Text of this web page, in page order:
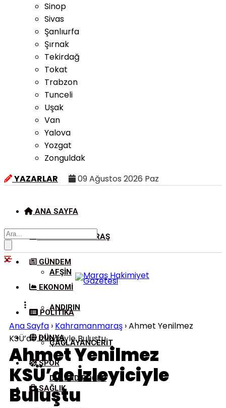
Sinop
Sivas
Şanlıurfa
Şırnak
Tekirdağ
Tokat
Trabzon
Tunceli
Uşak
Van
Yalova
Yozgat
Zonguldak
YAZARLAR
09 Ağustos 2026 Paz
ANA SAYFA
KAHRAMANMARAŞ
AFŞIN
ANDIRIN
ÇAĞLAYANCERIT
DULKADIROĞLU
GÜNDEM
EKONOMI
POLITIKA
DÜNYA
SPOR
SAĞLIK
Ana Sayfa › Kahramanmaraş ›Ahmet Yenilmez
KSÜ’de İzleyiciyle Buluştu
Ahmet Yenilmez
KSÜ’de İzleyiciyle
Buluştu